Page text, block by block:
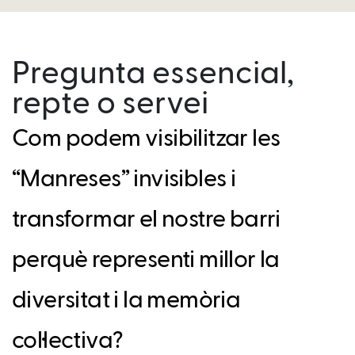
Pregunta essencial,
repte o servei
Com podem visibilitzar les
“Manreses” invisibles i
transformar el nostre barri
perquè representi millor la
diversitat i la memòria
col·lectiva?